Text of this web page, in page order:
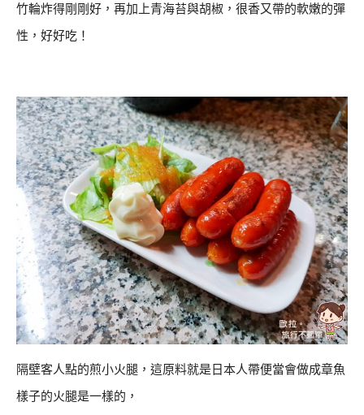
竹輪炸得剛剛好，再加上青海苔與胡椒，很香又帶的軟嫩的彈
性，好好吃！
隔壁客人點的煎小火腿，這原料就是日本人帶便當會做成章魚
樣子的火腿是一樣的，